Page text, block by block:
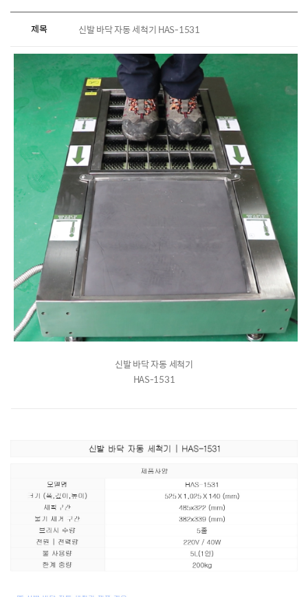
제목 신발 바닥 자동 세척기 HAS-1531
신발 바닥 자동 세척기
HAS-1531